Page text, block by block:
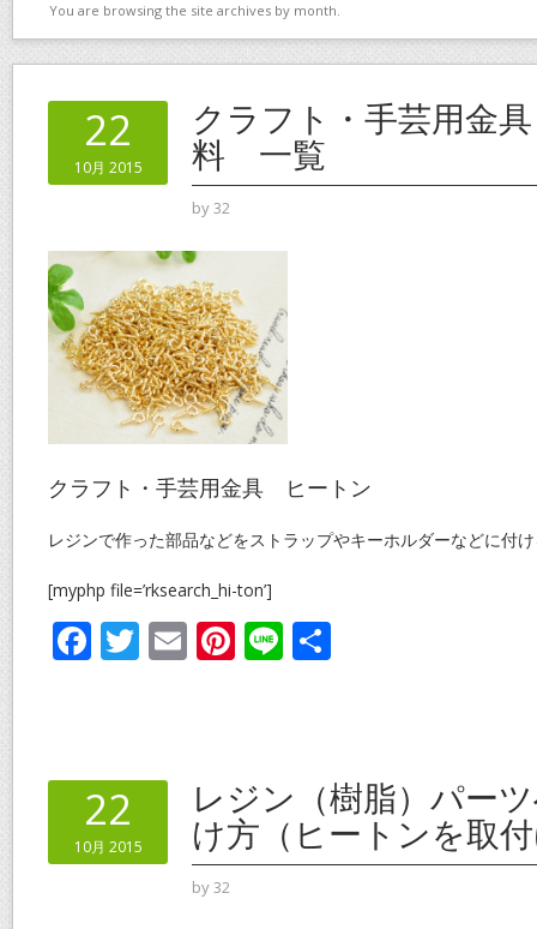
You are browsing the site archives by month.
22
10月 2015
クラフト・手芸用金
料 一覧
by32
クラフト・手芸用金具 ヒートン
レジンで作った部品などをストラップやキーホルダーなどに付
[myphp file=’rksearch_hi-ton’]
F
o
o
k
T E Pi
st
Li
22
10月 2015
レジン（樹脂）パー
け方（ヒートンを取
by32